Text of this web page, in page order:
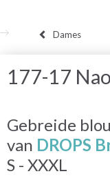
Dames
177-17
Gebreide
van DROPS
S - XXXL